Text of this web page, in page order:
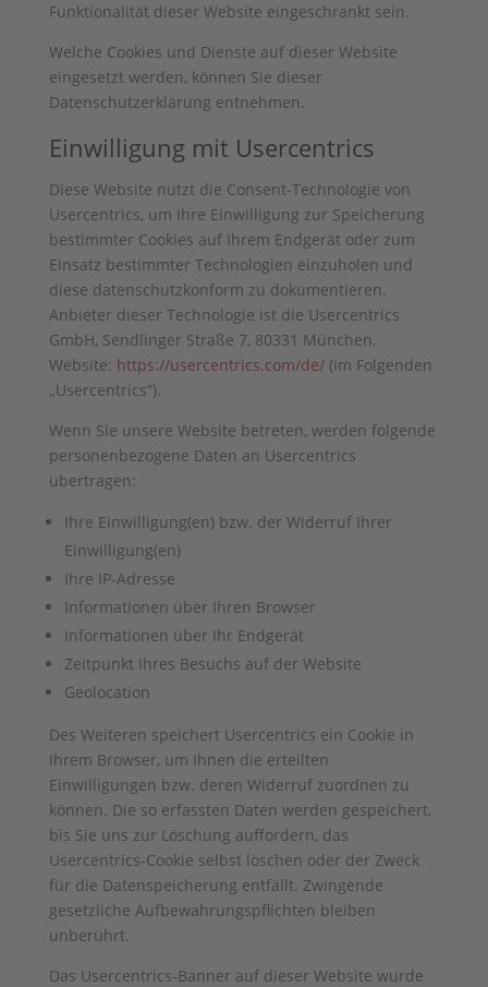
Funktionalität dieser Website eingeschränkt sein.
Welche Cookies und Dienste auf dieser Website
eingesetzt werden, können Sie dieser
Datenschutzerklärung entnehmen.
Einwilligung mit Usercentrics
Diese Website nutzt die Consent-Technologie von
Usercentrics, um Ihre Einwilligung zur Speicherung
bestimmter Cookies auf Ihrem Endgerät oder zum
Einsatz bestimmter Technologien einzuholen und
diese datenschutzkonform zu dokumentieren.
Anbieter dieser Technologie ist die Usercentrics
GmbH, Sendlinger Straße 7, 80331 München,
Website: https://usercentrics.com/de/(im Folgenden
„Usercentrics“).
Wenn Sie unsere Website betreten, werden folgende
personenbezogene Daten an Usercentrics
übertragen:
Ihre Einwilligung(en) bzw. der Widerruf Ihrer
Einwilligung(en)
Ihre IP-Adresse
Informationen über Ihren Browser
Informationen über Ihr Endgerät
Zeitpunkt Ihres Besuchs auf der Website
Geolocation
Des Weiteren speichert Usercentrics ein Cookie in
Ihrem Browser, um Ihnen die erteilten
Einwilligungen bzw. deren Widerruf zuordnen zu
können. Die so erfassten Daten werden gespeichert,
bis Sie uns zur Löschung auffordern, das
Usercentrics-Cookie selbst löschen oder der Zweck
für die Datenspeicherung entfällt. Zwingende
gesetzliche Aufbewahrungspflichten bleiben
unberührt.
Das Usercentrics-Banner auf dieser Website wurde